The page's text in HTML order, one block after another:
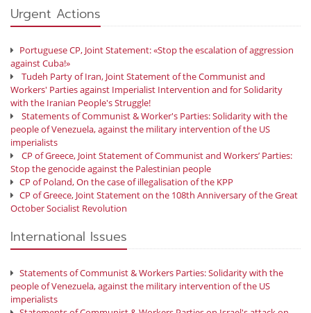
Urgent Actions
Portuguese CP, Joint Statement: «Stop the escalation of aggression
against Cuba!»
Tudeh Party of Iran, Joint Statement of the Communist and
Workers' Parties against Imperialist Intervention and for Solidarity
with the Iranian People's Struggle!
Statements of Communist & Worker's Parties: Solidarity with the
people of Venezuela, against the military intervention of the US
imperialists
CP of Greece, Joint Statement of Communist and Workers’ Parties:
Stop the genocide against the Palestinian people
CP of Poland, On the case of illegalisation of the KPP
CP of Greece, Joint Statement on the 108th Anniversary of the Great
October Socialist Revolution
International Issues
Statements of Communist & Workers Parties: Solidarity with the
people of Venezuela, against the military intervention of the US
imperialists